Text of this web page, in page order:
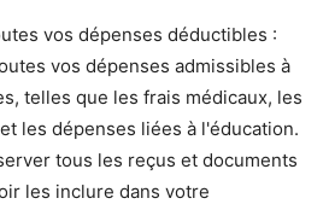
vos dépenses déductibles :
vos dépenses admissibles à
telles que les frais médicaux, les
les dépenses liées à l'éducation.
tous les reçus et documents
les inclure dans votre